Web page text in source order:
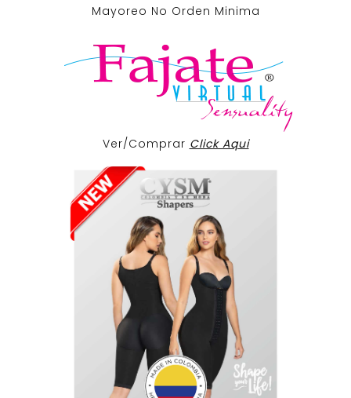
Mayoreo No Orden Minima
Ver/Comprar Click Aqui